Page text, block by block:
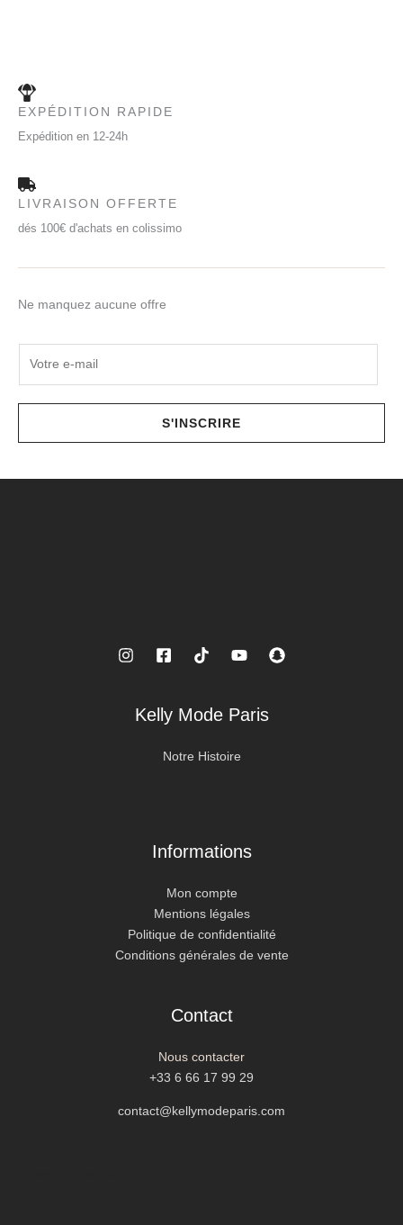
EXPÉDITION RAPIDE
Expédition en 12-24h
LIVRAISON OFFERTE
dés 100€ d'achats en colissimo
Ne manquez aucune offre
S'INSCRIRE
Kelly Mode Paris
Notre Histoire
Informations
Mon compte
Mentions légales
Politique de confidentialité
Conditions générales de vente
Contact
Nous contacter
+33 6 66 17 99 29
contact@kellymodeparis.com